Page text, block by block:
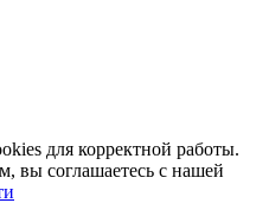
для корректной работы.
вы соглашаетесь с нашей